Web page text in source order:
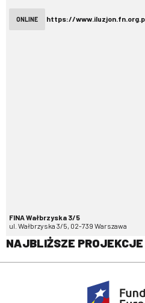
ONLINE https://
FINA Wałbrzyska 3/5
ul. Wałbrzyska 3/5, 02-739 Warszawa
NAJBLIŻSZE PROJEKCJE